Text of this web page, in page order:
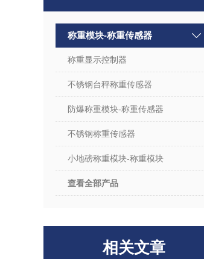
称重模块-称重传感器
称重显示控制器
不锈钢台秤称重传感器
防爆称重模块-称重传感器
不锈钢称重传感器
小地磅称重模块-称重模块
查看全部产品
相关文章